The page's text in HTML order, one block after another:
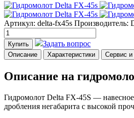
Артикул: delta-fx45s Производитель:
Купить Задать вопрос
Описание Характеристики Сервис и
Описание на
Гидромолот Delta FX-45S —
дробления негабарита с высокой